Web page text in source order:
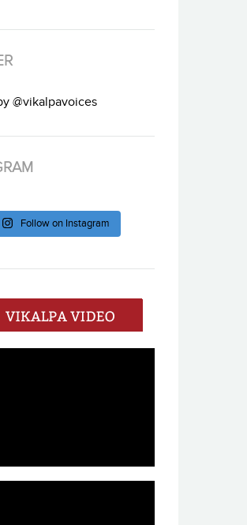
@vikalpavoices
Follow on Instagram